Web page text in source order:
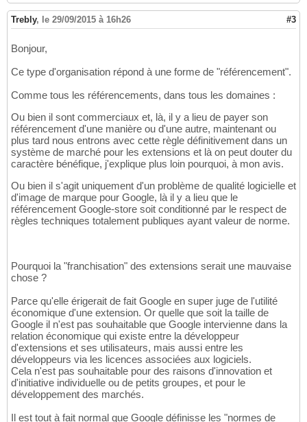
Trebly, le 29/09/2015 à 16h26 #3
Bonjour,
Ce type d'organisation répond à une forme de "référencement".
Comme tous les référencements, dans tous les domaines :
Ou bien il sont commerciaux et, là, il y a lieu de payer son
référencement d'une manière ou d'une autre, maintenant ou
plus tard nous entrons avec cette règle définitivement dans un
système de marché pour les extensions et là on peut douter du
caractère bénéfique, j'explique plus loin pourquoi, à mon avis.
Ou bien il s'agit uniquement d'un problème de qualité logicielle et
d'image de marque pour Google, là il y a lieu que le
référencement Google-store soit conditionné par le respect de
règles techniques totalement publiques ayant valeur de norme.
Pourquoi la "franchisation" des extensions serait une mauvaise
chose ?
Parce qu'elle érigerait de fait Google en super juge de l'utilité
économique d'une extension. Or quelle que soit la taille de
Google il n'est pas souhaitable que Google intervienne dans la
relation économique qui existe entre la développeur
d'extensions et ses utilisateurs, mais aussi entre les
développeurs via les licences associées aux logiciels.
Cela n'est pas souhaitable pour des raisons d'innovation et
d'initiative individuelle ou de petits groupes, et pour le
développement des marchés.
Il est tout à fait normal que Google définisse les "normes de